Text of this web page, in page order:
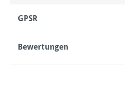
GPSR
Bewertungen